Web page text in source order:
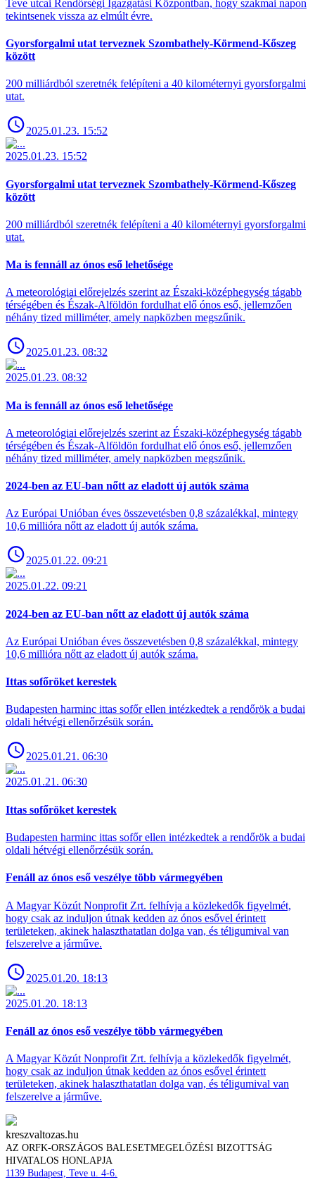
Teve utcai Rendőrségi Igazgatási Központban, hogy szakmai napon
tekintsenek vissza az elmúlt évre.
Gyorsforgalmi utat terveznek Szombathely-Körmend-Kőszeg
között
200 milliárdból szeretnék felépíteni a 40 kilométernyi gyorsforgalmi
utat.
2025.01.23. 15:52
2025.01.23. 15:52
Gyorsforgalmi utat terveznek Szombathely-Körmend-Kőszeg
között
200 milliárdból szeretnék felépíteni a 40 kilométernyi gyorsforgalmi
utat.
Ma is fennáll az ónos eső lehetősége
A meteorológiai előrejelzés szerint az Északi-középhegység tágabb
térségében és Észak-Alföldön fordulhat elő ónos eső, jellemzően
néhány tized milliméter, amely napközben megszűnik.
2025.01.23. 08:32
2025.01.23. 08:32
Ma is fennáll az ónos eső lehetősége
A meteorológiai előrejelzés szerint az Északi-középhegység tágabb
térségében és Észak-Alföldön fordulhat elő ónos eső, jellemzően
néhány tized milliméter, amely napközben megszűnik.
2024-ben az EU-ban nőtt az eladott új autók száma
Az Európai Unióban éves összevetésben 0,8 százalékkal, mintegy
10,6 millióra nőtt az eladott új autók száma.
2025.01.22. 09:21
2025.01.22. 09:21
2024-ben az EU-ban nőtt az eladott új autók száma
Az Európai Unióban éves összevetésben 0,8 százalékkal, mintegy
10,6 millióra nőtt az eladott új autók száma.
Ittas sofőröket kerestek
Budapesten harminc ittas sofőr ellen intézkedtek a rendőrök a budai
oldali hétvégi ellenőrzésük során.
2025.01.21. 06:30
2025.01.21. 06:30
Ittas sofőröket kerestek
Budapesten harminc ittas sofőr ellen intézkedtek a rendőrök a budai
oldali hétvégi ellenőrzésük során.
Fenáll az ónos eső veszélye több vármegyében
A Magyar Közút Nonprofit Zrt. felhívja a közlekedők figyelmét,
hogy csak az induljon útnak kedden az ónos esővel érintett
területeken, akinek halaszthatatlan dolga van, és téligumival van
felszerelve a járműve.
2025.01.20. 18:13
2025.01.20. 18:13
Fenáll az ónos eső veszélye több vármegyében
A Magyar Közút Nonprofit Zrt. felhívja a közlekedők figyelmét,
hogy csak az induljon útnak kedden az ónos esővel érintett
területeken, akinek halaszthatatlan dolga van, és téligumival van
felszerelve a járműve.
kreszvaltozas.hu
AZ ORFK-ORSZÁGOS BALESETMEGELŐZÉSI BIZOTTSÁG
HIVATALOS HONLAPJA
1139 Budapest, Teve u. 4-6.